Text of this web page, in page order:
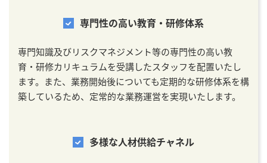
専門性の高い教育・研修体系
専門知識及びリスクマネジメント等の専門性の高い教
育・研修カリキュラムを受講したスタッフを配置いたし
ます。また、業務開始後についても定期的な研修体系を構
築しているため、定常的な業務運営を実現いたします。
多様な人材供給チャネル